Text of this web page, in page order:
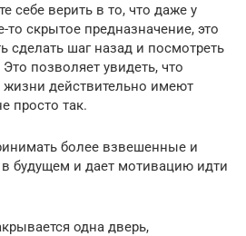
себе верить в то, что даже у
то скрытое предназначение, это
сделать шаг назад и посмотреть
позволяет увидеть, что
действительно имеют
просто так.
более взвешенные и
будущем и дает мотивацию идти
одна дверь,